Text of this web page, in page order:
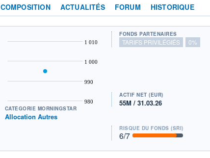
COMPOSITION ACTUALITÉS FORUM HISTORIQUE
980
990
1 000
1 010
CATÉGORIE MORNINGSTAR
Allocation Autres
FONDS PARTENAIRES
TARIFS PRIVILÉGIÉS 0%
ACTIF NET (EUR)
55M / 31.03.26
RISQUE DU FONDS (SRI)
6/7